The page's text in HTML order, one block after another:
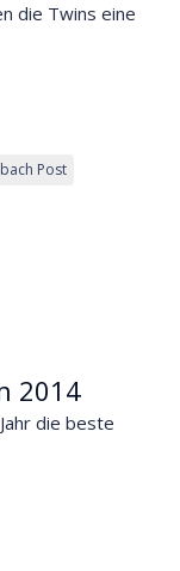
die Twins eine
Post
2014
die beste